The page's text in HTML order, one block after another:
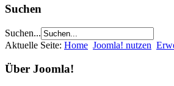
Suchen
Suchen...
Aktuelle Seite: Home Joomla! nutzen
Über Joomla!